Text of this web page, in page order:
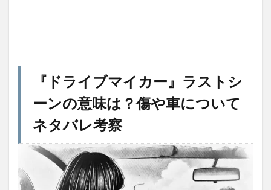
『ドライブマイカー』ラストシ
ーンの意味は？傷や車について
ネタバレ考察